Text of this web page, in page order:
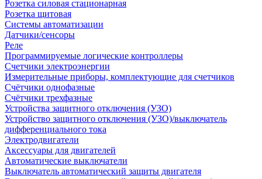
Розетка силовая стационарная
Розетка щитовая
Системы автоматизации
Датчики/сенсоры
Реле
Программируемые логические контроллеры
Счетчики электроэнергии
Измерительные приборы, комплектующие для счетчиков
Счётчики однофазные
Счётчики трехфазные
Устройства защитного отключения (УЗО)
Устройство защитного отключения (УЗО)/выключатель
дифференциального тока
Электродвигатели
Аксессуары для двигателей
Автоматические выключатели
Выключатель автоматический защиты двигателя